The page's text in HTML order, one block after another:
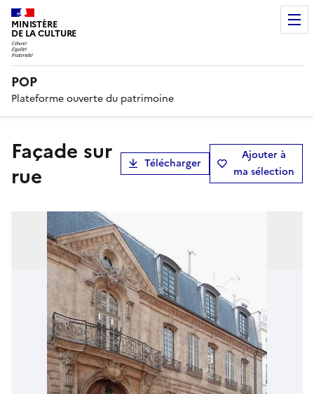
MINISTÈRE
DE LA CULTURE
POP
Plateforme ouverte du patrimoine
Façade sur
rue
Télécharger
Ajouter à
ma sélection